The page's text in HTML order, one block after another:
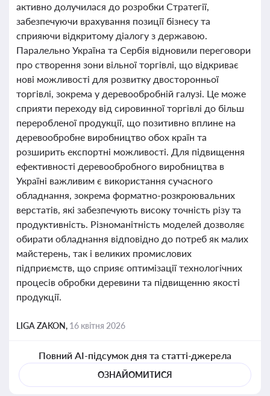
активно долучилася до розробки Стратегії,
забезпечуючи врахування позиції бізнесу та
сприяючи відкритому діалогу з державою.
Паралельно Україна та Сербія відновили переговори
про створення зони вільної торгівлі, що відкриває
нові можливості для розвитку двосторонньої
торгівлі, зокрема у деревообробній галузі. Це може
сприяти переходу від сировинної торгівлі до більш
переробленої продукції, що позитивно вплине на
деревообробне виробництво обох країн та
розширить експортні можливості. Для підвищення
ефективності деревообробного виробництва в
Україні важливим є використання сучасного
обладнання, зокрема форматно-розкроювальних
верстатів, які забезпечують високу точність різу та
продуктивність. Різноманітність моделей дозволяє
обирати обладнання відповідно до потреб як малих
майстерень, так і великих промислових
підприємств, що сприяє оптимізації технологічних
процесів обробки деревини та підвищенню якості
продукції.
LIGA ZAKON, 16 квітня 2026
Повний AI-підсумок дня та статті-джерела
ОЗНАЙОМИТИСЯ